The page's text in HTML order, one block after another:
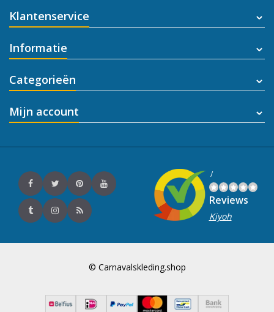
Klantenservice
Informatie
Categorieën
Mijn account
/
Reviews
Kiyoh
© Carnavalskleding.shop